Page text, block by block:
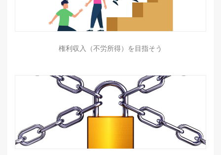
権利収入（不労所得）を目指そう